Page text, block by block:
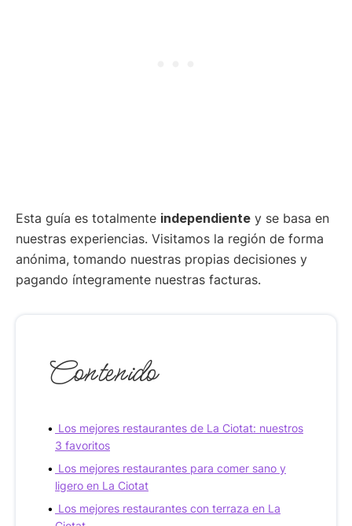
Esta guía es totalmente independiente y se basa en
nuestras experiencias. Visitamos la región de forma
anónima, tomando nuestras propias decisiones y
pagando íntegramente nuestras facturas.
Contenido
Los mejores restaurantes de La Ciotat: nuestros
3 favoritos
Los mejores restaurantes para comer sano y
ligero en La Ciotat
Los mejores restaurantes con terraza en La